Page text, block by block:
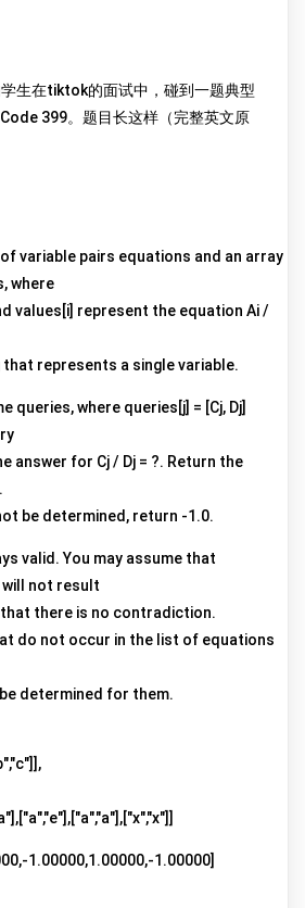
生在tiktok的面试中，碰到一题典型
399。题目长这样（完整英文原
variable pairs equations and an array
where
values[i] represent the equation Ai /
that represents a single variable.
queries, where queries[j] = [Cj, Dj]
answer for Cj / Dj = ?. Return the
be determined, return -1.0.
valid. You may assume that
will not result
that there is no contradiction.
do not occur in the list of equations
determined for them.
1.00000,1.00000,-1.00000]